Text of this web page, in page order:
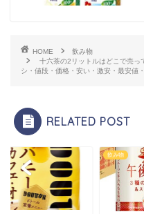
HOME
飲み物
十六茶の2リットルはどこで売っ
シ・値段・価格・安い・激安・最安値
RELATED POST
飲み物